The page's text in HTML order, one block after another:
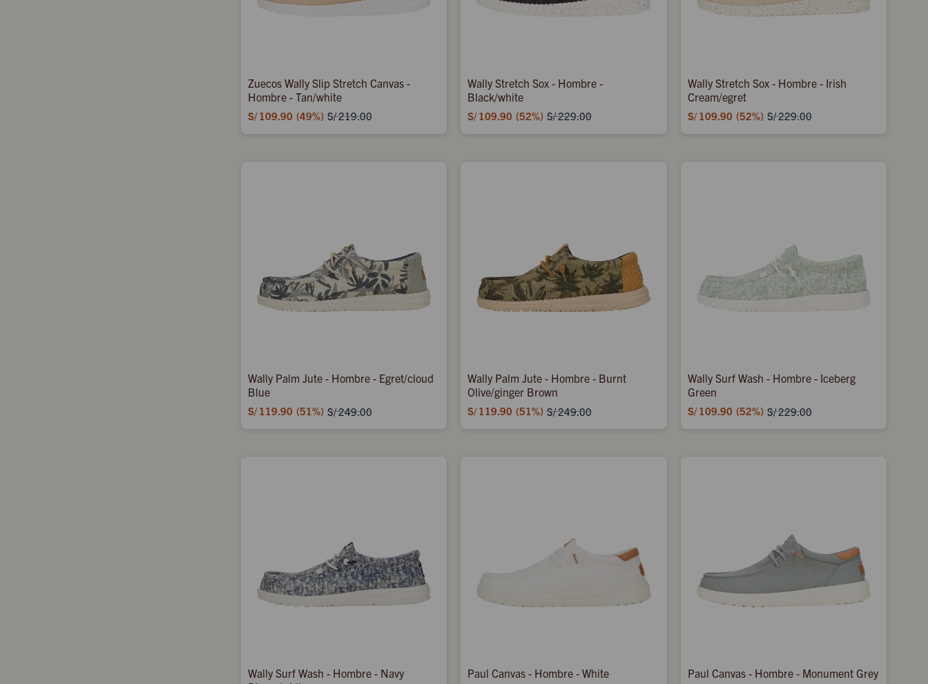
Zuecos Wally Slip Stretch Canvas -
Hombre - Tan/white
S/ 109.90 49 S/219.00
Wally Stretch Sox - Hombre -
Black/white
S/ 109.90 52 S/229.00
Wally Stretch Sox - Hombre - Irish
Cream/egret
S/ 109.90 52 S/229.00
Wally Palm Jute - Hombre - Egret/cloud
Blue
S/ 119.90 51 S/249.00
Wally Palm Jute - Hombre - Burnt
Olive/ginger Brown
S/ 119.90 51 S/249.00
Wally Surf Wash - Hombre - Iceberg
Green
S/ 109.90 52 S/229.00
Wally Surf Wash - Hombre - Navy
Paul Canvas - Hombre - White Paul Canvas - Hombre - Monument Grey